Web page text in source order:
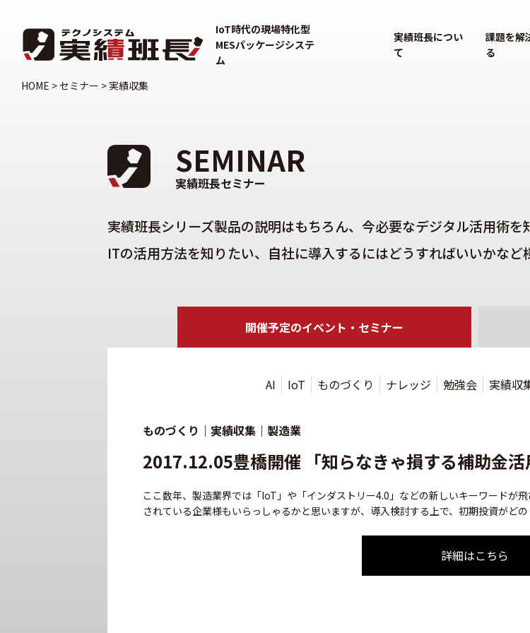
IoT時代の現場特化型
MESパッケージシステ
ム
実績班長につい
て
課題を解
る
HOME >セミナー >実績収集
SEMINAR
実績班長セミナー
実績班長シリーズ製品の説明はもちろん、今必要なデジタル活用術を
ITの活用方法を知りたい、自社に導入するにはどうすればいいかなど
開催予定のイベント・セミナー
AI IoT ものづくり ナレッジ 勉強会 実績収
ものづくり｜実績収集｜製造業
2017.12.05豊橋開催 「知らなきゃ損する補助金活
ここ数年、製造業界では「IoT」や「インダストリー4.0」などの新しいキーワードが
されている企業様もいらっしゃるかと思いますが、導入検討する上で、初期投資がど
詳細はこちら